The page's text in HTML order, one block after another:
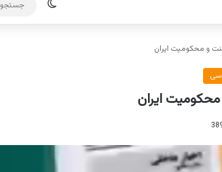
تغییر پوسته
و محکومیت ایران
ایران